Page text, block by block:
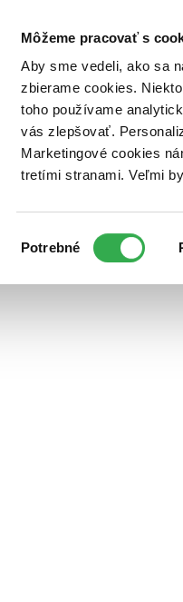
Môžeme pracovať s
Aby sme vedeli, ako sa
zbierame cookies.
toho používame
vás zlepšovať.
Marketingové cookies
tretími stranami. Veľmi
súhlasu
Potrebné
Poukážky Kontakt